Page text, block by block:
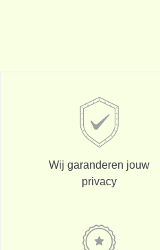
Wij garanderen jouw
privacy